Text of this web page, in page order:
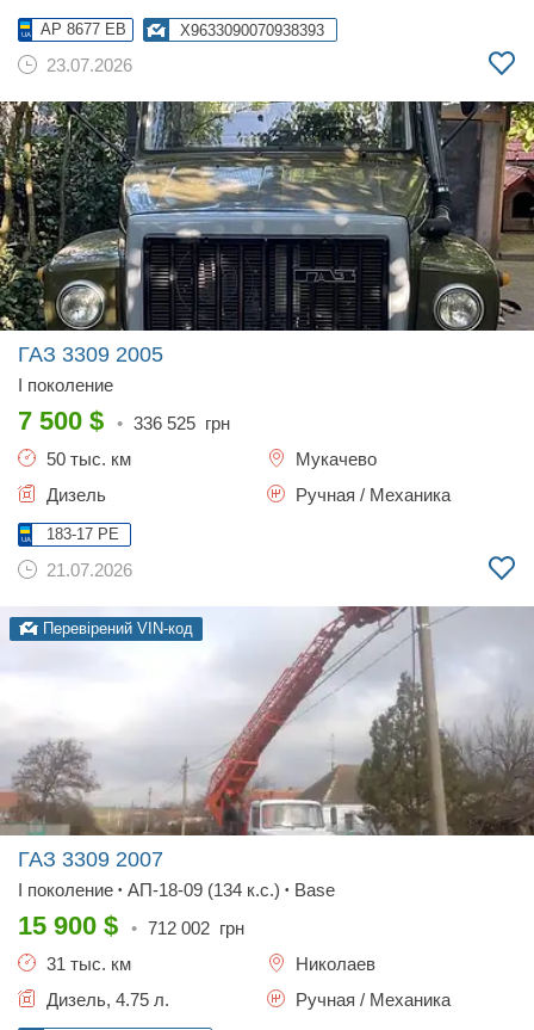
AP 8677 EB X9633090070938393
23.07.2026
ГАЗ 3309 2005
I поколение
7 500 $ • 336 525 грн
50 тыс. км
Мукачево
Дизель
Ручная / Механика
183-17 PE
21.07.2026
Перевірений VIN-код
ГАЗ 3309 2007
I поколение • АП-18-09 (134 к.с.) • Base
15 900 $ • 712 002 грн
31 тыс. км
Николаев
Дизель, 4.75 л.
Ручная / Механика